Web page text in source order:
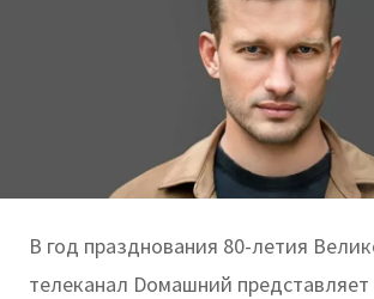
В год празднования 80-летия
телеканал Dомашний представляет